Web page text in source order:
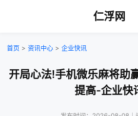
仁浮网
首页 > 资讯中心 > 企业快讯
开局心法!手机微乐麻将助
提高-企业快